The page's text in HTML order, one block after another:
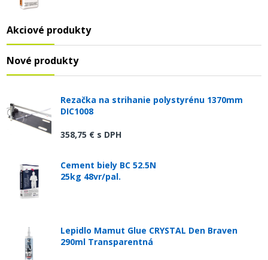
Akciové produkty
Nové produkty
Rezačka na strihanie polystyrénu 1370mm
DIC1008
358,75 € s DPH
Cement biely BC 52.5N
25kg 48vr/pal.
Lepidlo Mamut Glue CRYSTAL Den Braven
290ml Transparentná